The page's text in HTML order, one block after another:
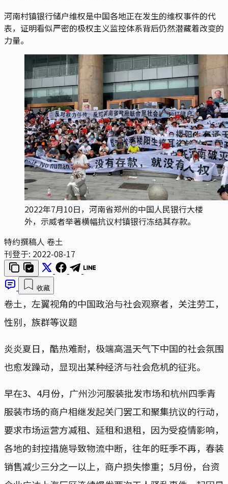
河南村镇银行储户维权是中国各地正在发生的维权事件的代
表，证明看似严密的极权主义监控体系背后仍然潜藏着改变的
力量。
2022年7月10日，河南省郑州的中国人民银行大楼
外，示威者举著横幅抗议村镇银行冻结其存款。
特约撰稿人 卷土
刊登于: 2022-08-17
收藏
卷土，左翼视角的中国政治与社会观察者，关注劳工，
性别，族群等议题
炎炎夏日，酷热难耐，极端高温天气下中国的社会氛围
也愈发躁动，显现出某种经济与社会危机的征兆。
早在3、4月份，广州沙河服装批发市场和杭州四季青
服装市场的商户相继发起关门罢工和聚集抗议的行动，
要求市场运营方减租、延租和退租，因为受疫情影响，
各地的封控措施导致物流中断，往年的旺季不再，春装
销售减少三分之一以上，商户损失惨重；5月份，台资